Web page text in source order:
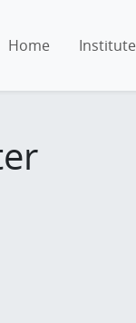
Home Institute